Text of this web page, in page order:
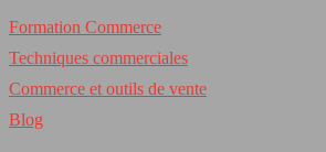
Formation Commerce
Techniques commerciales
Commerce et outils de vente
Blog